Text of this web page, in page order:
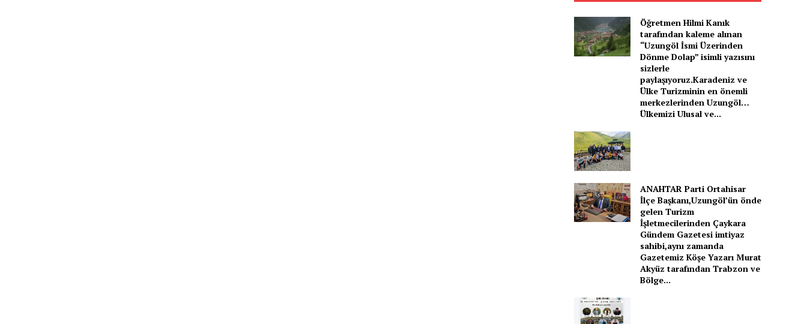
Öğretmen Hilmi Kanık
tarafından kaleme alınan
“Uzungöl İsmi Üzerinden
Dönme Dolap” isimli yazısını
sizlerle
paylaşıyoruz.Karadeniz ve
Ülke Turizminin en önemli
merkezlerinden Uzungöl…
Ülkemizi Ulusal ve...
ANAHTAR Parti Ortahisar
İlçe Başkanı,Uzungöl’ün önde
gelen Turizm
İşletmecilerinden Çaykara
Gündem Gazetesi imtiyaz
sahibi,aynı zamanda
Gazetemiz Köşe Yazarı Murat
Akyüz tarafından Trabzon ve
Bölge...